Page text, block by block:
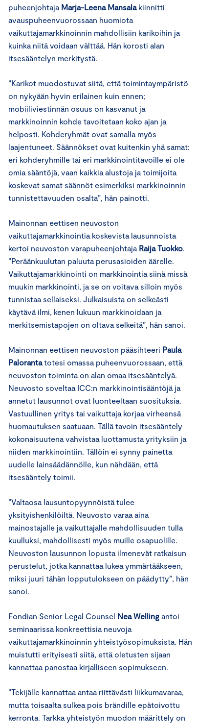
puheenjohtaja Marja-Leena Mansala kiinnitti
avauspuheenvuorossaan huomiota
vaikuttajamarkkinoinnin mahdollisiin karikoihin ja
kuinka niitä voidaan välttää. Hän korosti alan
itsesääntelyn merkitystä.
”Karikot muodostuvat siitä, että toimintaympäristö
on nykyään hyvin erilainen kuin ennen;
mobiiliviestinnän osuus on kasvanut ja
markkinoinnin kohde tavoitetaan koko ajan ja
helposti. Kohderyhmät ovat samalla myös
laajentuneet. Säännökset ovat kuitenkin yhä samat:
eri kohderyhmille tai eri markkinointitavoille ei ole
omia sääntöjä, vaan kaikkia alustoja ja toimijoita
koskevat samat säännöt esimerkiksi markkinoinnin
tunnistettavuuden osalta”, hän painotti.
Mainonnan eettisen neuvoston
vaikuttajamarkkinointia koskevista lausunnoista
kertoi neuvoston varapuheenjohtaja Raija Tuokko
”Peräänkuulutan paluuta perusasioiden äärelle.
Vaikuttajamarkkinointi on markkinointia siinä missä
muukin markkinointi, ja se on voitava silloin myös
tunnistaa sellaiseksi. Julkaisuista on selkeästi
käytävä ilmi, kenen lukuun markkinoidaan ja
merkitsemistapojen on oltava selkeitä”, hän sanoi.
Mainonnan eettisen neuvoston pääsihteeri Paula
Paloranta totesi omassa puheenvuorossaan, että
neuvoston toiminta on alan omaa itsesääntelyä.
Neuvosto soveltaa ICC:n markkinointisääntöjä ja
annetut lausunnot ovat luonteeltaan suosituksia.
Vastuullinen yritys tai vaikuttaja korjaa virheensä
huomautuksen saatuaan. Tällä tavoin itsesääntely
kokonaisuutena vahvistaa luottamusta yrityksiin ja
niiden markkinointiin. Tällöin ei synny painetta
uudelle lainsäädännölle, kun nähdään, että
itsesääntely toimii.
”Valtaosa lausuntopyynnöistä tulee
yksityishenkilöiltä. Neuvosto varaa aina
mainostajalle ja vaikuttajalle mahdollisuuden tulla
kuulluksi, mahdollisesti myös muille osapuolille.
Neuvoston lausunnon lopusta ilmenevät ratkaisun
perustelut, jotka kannattaa lukea ymmärtääkseen,
miksi juuri tähän lopputulokseen on päädytty”, hän
sanoi.
Fondian Senior Legal Counsel Nea Welling antoi
seminaarissa konkreettisia neuvoja
vaikuttajamarkkinoinnin yhteistyösopimuksista. Hän
muistutti erityisesti siitä, että oletusten sijaan
kannattaa panostaa kirjalliseen sopimukseen.
”Tekijälle kannattaa antaa riittävästi liikkumavaraa,
mutta toisaalta sulkea pois brändille epätoivottu
kerronta. Tarkka yhteistyön muodon määrittely on